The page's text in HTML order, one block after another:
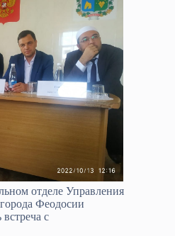
отделе Управления
Феодосии
с